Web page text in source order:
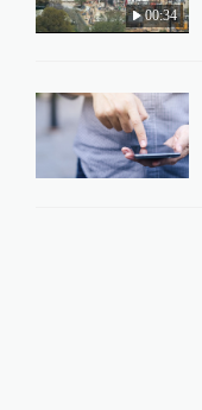
00:34